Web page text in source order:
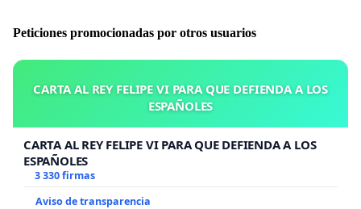
Peticiones promocionadas por otros usuarios
CARTA AL REY FELIPE VI PARA QUE DEFIENDA A LOS
ESPAÑOLES
CARTA AL REY FELIPE VI PARA QUE DEFIENDA A LOS
ESPAÑOLES
3 330 firmas
Aviso de transparencia